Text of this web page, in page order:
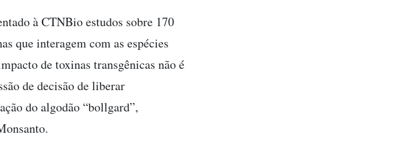
à CTNBio estudos sobre 170
que interagem com as espécies
de toxinas transgênicas não é
de decisão de liberar
do algodão “bollgard”,